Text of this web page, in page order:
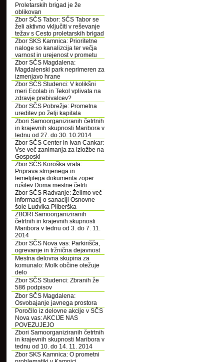
Proletarskih brigad je že
oblikovan
Zbor SČS Tabor: SČS Tabor se
želi aktivno vključiti v reševanje
težav s Cesto proletarskih brigad
Zbor SKS Kamnica: Prioritetne
naloge so kanalizcija ter večja
varnost in urejenost v prometu
Zbor SČS Magdalena:
Magdalenski park neprimeren za
izmenjavo hrane
Zbor SČS Studenci: V kolikšni
meri Ecolab in Tekol vplivata na
zdravje prebivalcev?
Zbor SČS Pobrežje: Prometna
ureditev po želji kapitala
Zbori Samoorganiziranih četrtnih
in krajevnih skupnosti Maribora v
tednu od 27. do 30. 10.2014
Zbor SČS Center in Ivan Cankar:
Vse več zanimanja za izložbe na
Gosposki
Zbor SČS Koroška vrata:
Priprava strnjenega in
temeljitega dokumenta zoper
rušitev Doma mestne četrti
Zbor SČS Radvanje: Želimo več
informacij o sanaciji Osnovne
šole Ludvika Pliberška
ZBORI Samoorganiziranih
četrtnih in krajevnih skupnosti
Maribora v tednu od 3. do 7. 11.
2014
Zbor SČS Nova vas: Parkirišča,
ogrevanje in tržnična dejavnost
Mestna delovna skupina za
komunalo: Molk občine otežuje
delo
Zbor SČS Studenci: Zbranih že
586 podpisov
Zbor SČS Magdalena:
Osvobajanje javnega prostora
Poročilo iz delovne akcije v SČS
Nova vas: AKCIJE NAS
POVEZUJEJO
Zbori Samoorganiziranih četrtnih
in krajevnih skupnosti Maribora v
tednu od 10. do 14. 11. 2014
Zbor SKS Kamnica: O prometni